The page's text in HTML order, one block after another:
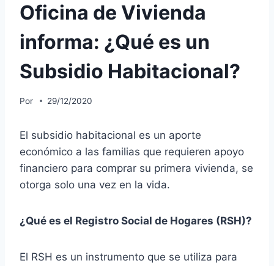
Oficina de Vivienda
informa: ¿Qué es un
Subsidio Habitacional?
Por 29/12/2020
El subsidio habitacional es un aporte
económico a las familias que requieren apoyo
financiero para comprar su primera vivienda, se
otorga solo una vez en la vida.
¿Qué es el Registro Social de Hogares (RSH)?
El RSH es un instrumento que se utiliza para